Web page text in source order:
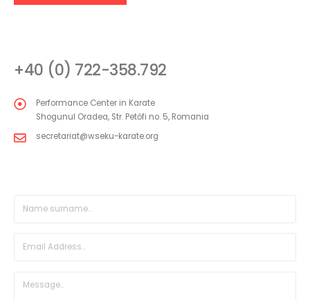
+40 (0) 722-358.792
Performance Center in Karate
Shogunul Oradea, Str. Petőfi no. 5, Romania
secretariat@wseku-karate.org